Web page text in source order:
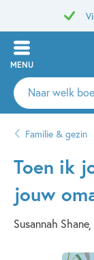
MENU
Zoeken
naar
auteurs
uitgevers
Familie & gezin
Toen ik
jouw
Susannah Shane